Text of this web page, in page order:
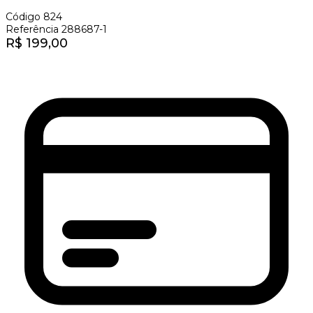
Código 824
Referência 288687-1
R$ 199,00